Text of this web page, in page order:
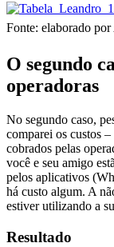
Fonte: elaborado
O segundo
operadoras
No segundo caso,
comparei os custos
cobrados pelas
você e seu amigo
pelos aplicativos
há custo algum. A
estiver utilizando a
Resultado